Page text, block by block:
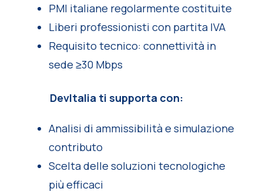
PMI italiane regolarmente costituite
Liberi professionisti con partita IVA
Requisito tecnico: connettività in
sede ≥30 Mbps
DevItalia ti supporta con:
Analisi di ammissibilità e simulazione
contributo
Scelta delle soluzioni tecnologiche
più efficaci